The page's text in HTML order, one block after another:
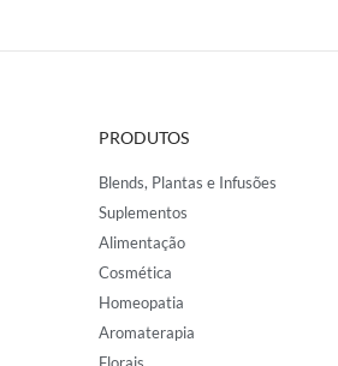
PRODUTOS
Blends, Plantas e Infusões
Suplementos
Alimentação
Cosmética
Homeopatia
Aromaterapia